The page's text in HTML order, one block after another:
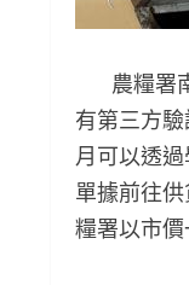
農糧署南
有第三方
月可以透
單據前往
糧署以市